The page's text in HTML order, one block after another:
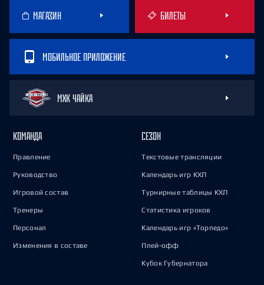
МАГАЗИН БИЛЕТЫ
МОБИЛЬНОЕ ПРИЛОЖЕНИЕ
МХК ЧАЙКА
КОМАНДА
Правление
Руководство
Игровой состав
Тренеры
Персонал
Изменения в составе
СЕЗОН
Текстовые трансляции
Календарь игр КХЛ
Турнирные таблицы КХЛ
Статистика игроков
Календарь игр «Торпедо»
Плей-офф
Кубок Губернатора